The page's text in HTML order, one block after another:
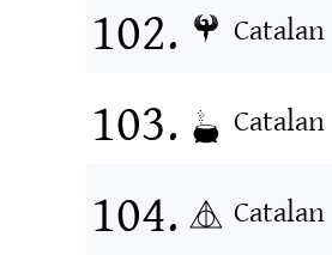
Catalan
Catalan
Catalan